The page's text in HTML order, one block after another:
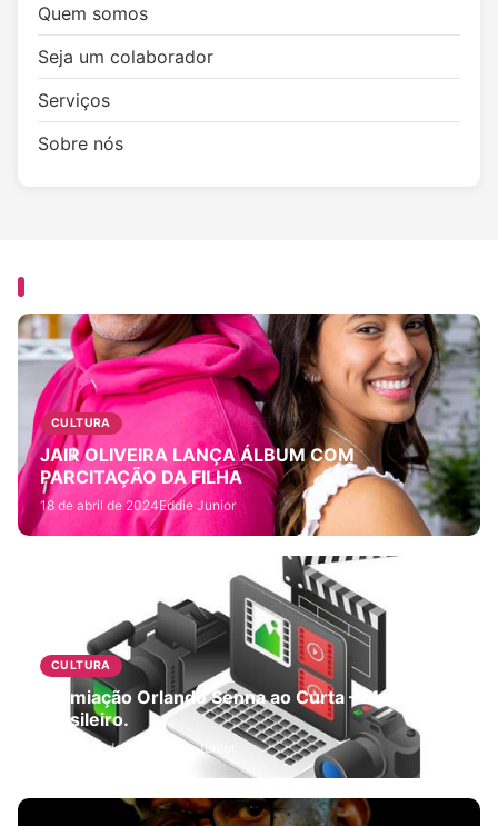
Quem somos
Seja um colaborador
Serviços
Sobre nós
CULTURA
JAIR OLIVEIRA LANÇA ÁLBUM COM
PARCITAÇÃO DA FILHA
18 de abril de 2024Eddie Junior
CULTURA
Premiação Orlando Senna ao Curta – Metragem
Brasileiro.
18 de abril de 2024 Eddie Junior